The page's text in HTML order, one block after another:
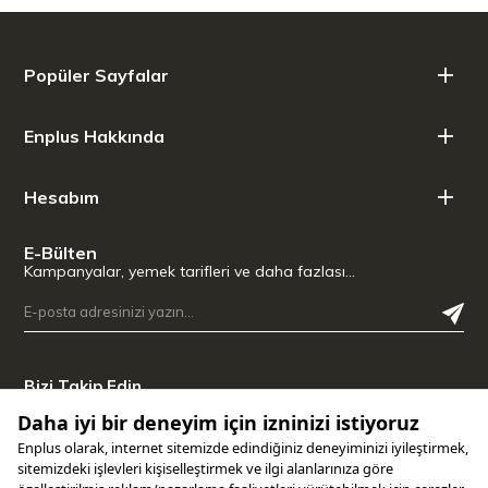
Parça Sayısı: 2 Parça (Tencere + Kapak)
Popüler Sayfalar
Enplus Hakkında
Hesabım
E-Bülten
Kampanyalar, yemek tarifleri ve daha fazlası…
Bizi Takip Edin